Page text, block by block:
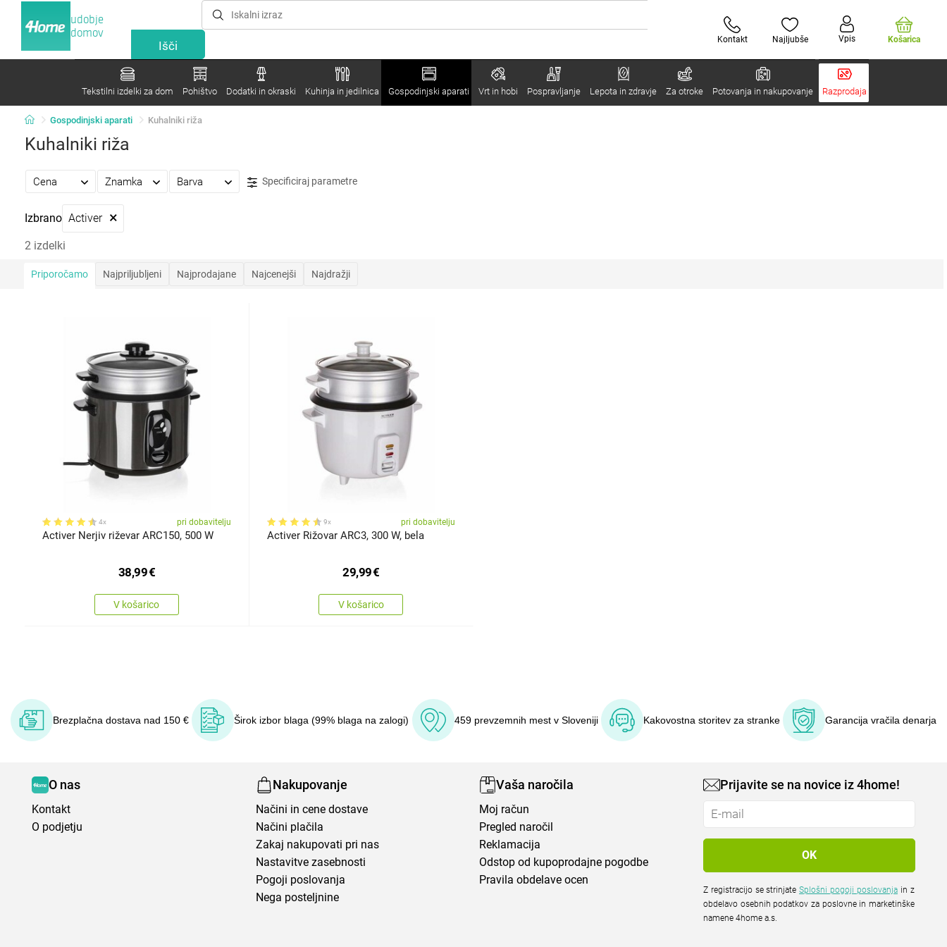
udobje
domov
Kontakt Najljubše Vpis Košarica
Tekstilni izdelki za dom Pohištvo Dodatki in okraski Kuhinja in jedilnica Gospodinjski aparati Vrt in hobi Pospravljanje Lepota in zdravje Za otroke Potovanja in nakupovanje Razprodaja
Gospodinjski aparati Kuhalniki riža
Kuhalniki riža
Cena Znamka Barva Specificiraj parametre
Izbrano Activer ×
2 izdelki
Priporočamo Najpriljubljeni Najprodajane Najcenejši Najdražji
4x pri dobavitelju
Activer Nerjiv riževar ARC150, 500 W
38,99€
V košarico
9x pri dobavitelju
Activer Rižovar ARC3, 300 W, bela
29,99€
V košarico
Brezplačna dostava nad 150 € Širok izbor blaga (99% blaga na zalogi) 459 prevzemnih mest v Sloveniji Kakovostna storitev za stranke Garancija vračila denarja
O nas
Kontakt
O podjetju
Nakupovanje
Načini in cene dostave
Načini plačila
Zakaj nakupovati pri nas
Nastavitve zasebnosti
Pogoji poslovanja
Nega posteljnine
Vaša naročila
Moj račun
Pregled naročil
Reklamacija
Odstop od kupoprodajne pogodbe
Pravila obdelave ocen
Prijavite se na novice iz 4home!
Z registracijo se strinjateSplošni pogoji poslovanja
obdelavo osebnih podatkov za poslovne in marketinške
namene 4home a.s.